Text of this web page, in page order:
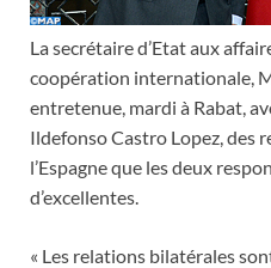
La secrétaire d’Etat aux
coopération internationale,
entretenue, mardi à Rabat,
Ildefonso Castro Lopez, des
l’Espagne que les deux
d’excellentes.
« Les relations bilatérales